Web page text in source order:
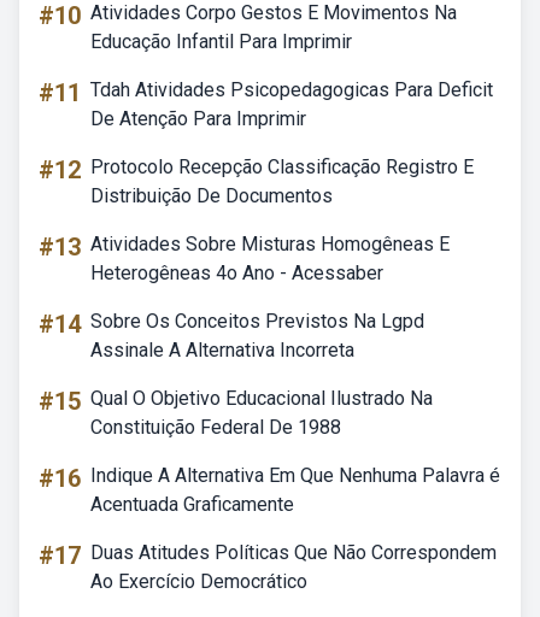
#10 Atividades Corpo Gestos E Movimentos Na
Educação Infantil Para Imprimir
#11 Tdah Atividades Psicopedagogicas Para Deficit
De Atenção Para Imprimir
#12 Protocolo Recepção Classificação Registro E
Distribuição De Documentos
#13 Atividades Sobre Misturas Homogêneas E
Heterogêneas 4o Ano - Acessaber
#14 Sobre Os Conceitos Previstos Na Lgpd
Assinale A Alternativa Incorreta
#15 Qual O Objetivo Educacional Ilustrado Na
Constituição Federal De 1988
#16 Indique A Alternativa Em Que Nenhuma Palavra é
Acentuada Graficamente
#17 Duas Atitudes Políticas Que Não Correspondem
Ao Exercício Democrático